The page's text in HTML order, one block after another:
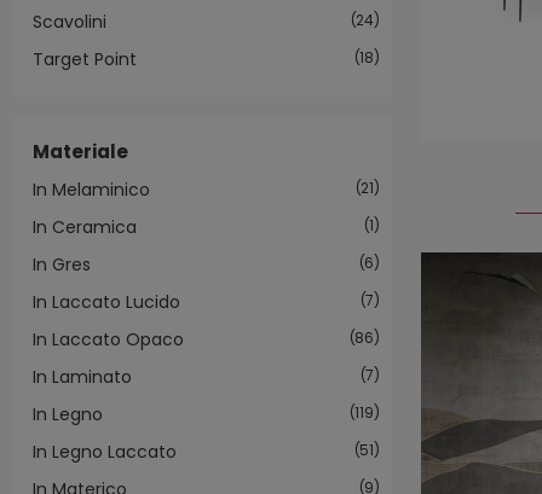
Scavolini 24
Target Point 18
Materiale
In Melaminico 21
In Ceramica 1
In Gres 6
In Laccato Lucido 7
In Laccato Opaco 86
In Laminato 7
In Legno 119
In Legno Laccato 51
In Materico 9